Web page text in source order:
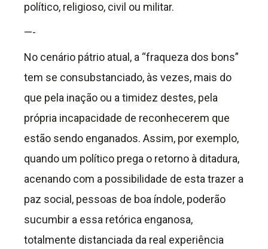
político, religioso, civil ou militar.
—-
No cenário pátrio atual, a “fraqueza dos bons”
tem se consubstanciado, às vezes, mais do
que pela inação ou a timidez destes, pela
própria incapacidade de reconhecerem que
estão sendo enganados. Assim, por exemplo,
quando um político prega o retorno à ditadura,
acenando com a possibilidade de esta trazer a
paz social, pessoas de boa índole, poderão
sucumbir a essa retórica enganosa,
totalmente distanciada da real experiência